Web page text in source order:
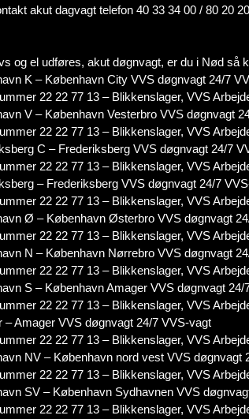
akut dagvagt telefon 40 33 34 00 / 80 20
og el udføres, akut døgnvagt, er du i Nød så
K – København City VVS døgnvagt 24/7
22 22 77 13 – Blikkenslager, VVS
V – København Vesterbro VVS døgnvagt
22 22 77 13 – Blikkenslager, VVS
C – Frederiksberg VVS døgnvagt 24/7
22 22 77 13 – Blikkenslager, VVS
– Frederiksberg VVS døgnvagt 24/7
22 22 77 13 – Blikkenslager, VVS
Ø – København Østerbro VVS døgnvagt
22 22 77 13 – Blikkenslager, VVS
N – København Nørrebro VVS døgnvagt
22 22 77 13 – Blikkenslager, VVS
S – København Amager VVS døgnvagt 24/
22 22 77 13 – Blikkenslager, VVS
– Amager VVS døgnvagt 24/7 VVS-vagt
22 22 77 13 – Blikkenslager, VVS
NV – København nord vest VVS døgnvagt
22 22 77 13 – Blikkenslager, VVS
SV – København Sydhavnen VVS
22 22 77 13 – Blikkenslager, VVS